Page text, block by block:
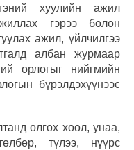
хуулийн ажил
гэрээ болон
ажил, үйлчилгээ
албан журмаар
орлогыг нийгмийн
бүрэлдэхүүнээс
олгох хоол, унаа,
түлээ, нүүрс